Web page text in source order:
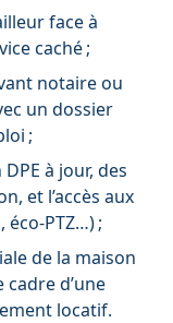
face à
caché ;
notaire ou
un dossier
;
à jour, des
et l’accès aux
éco-PTZ…) ;
de la maison
d’une
locatif.